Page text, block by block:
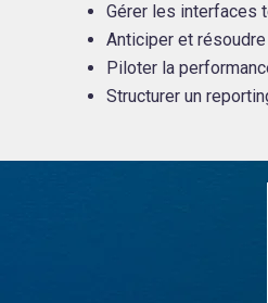
Gérer les interfaces
Anticiper et
Piloter la
Structurer un